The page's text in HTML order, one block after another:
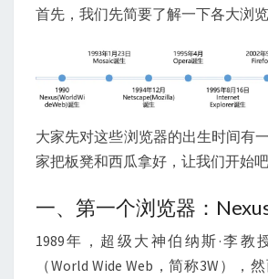
首先，我们先简要了解一下各大浏
大家先对这些浏览器的出生时间有
家把板凳和西瓜拿好，让我们开始
一、第一个浏览器：
1989年，超级大神伯纳斯·李教
（World Wide Web，简称3W），